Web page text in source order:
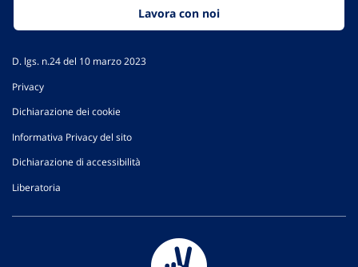
Lavora con noi
D. lgs. n.24 del 10 marzo 2023
Privacy
Dichiarazione dei cookie
Informativa Privacy del sito
Dichiarazione di accessibilità
Liberatoria